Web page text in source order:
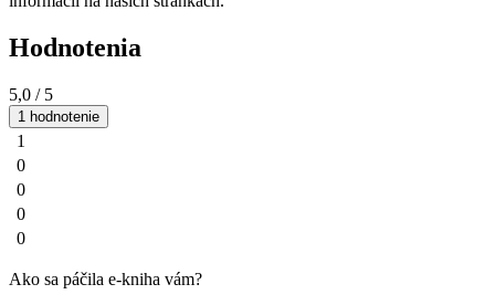
Hodnotenia
5,0 / 5
1 hodnotenie
1
0
0
0
0
Ako sa páčila e-kniha vám?